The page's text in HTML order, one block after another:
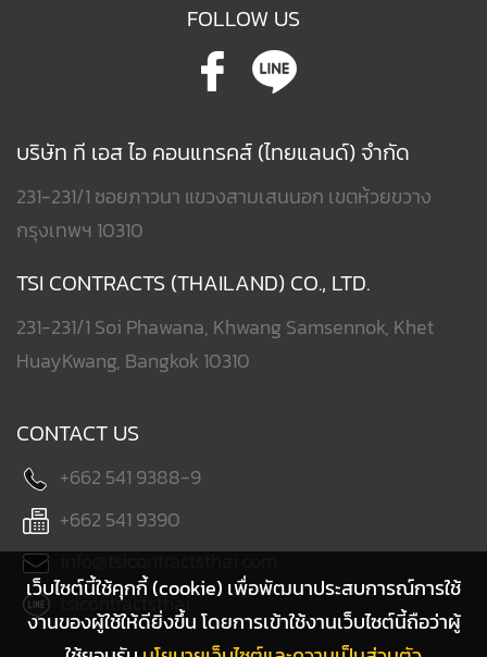
FOLLOW US
บริษัท ที เอส ไอ คอนแทรคส์ (ไทยแลนด์) จำกัด
231-231/1 ซอยภาวนา แขวงสามเสนนอก เขตห้วยขวาง
กรุงเทพฯ 10310
TSI CONTRACTS (THAILAND) CO., LTD.
231-231/1 Soi Phawana, Khwang Samsennok, Khet
HuayKwang, Bangkok 10310
CONTACT US
+662 541 9388-9
+662 541 9390
info@tsicontractsthai.com
tsicontractsthai
เว็บไซต์นี้ใช้คุกกี้ (cookie) เพื่อพัฒนาประสบการณ์การใช้
งานของผู้ใช้ให้ดียิ่งขึ้น โดยการเข้าใช้งานเว็บไซต์นี้ถือว่าผู้